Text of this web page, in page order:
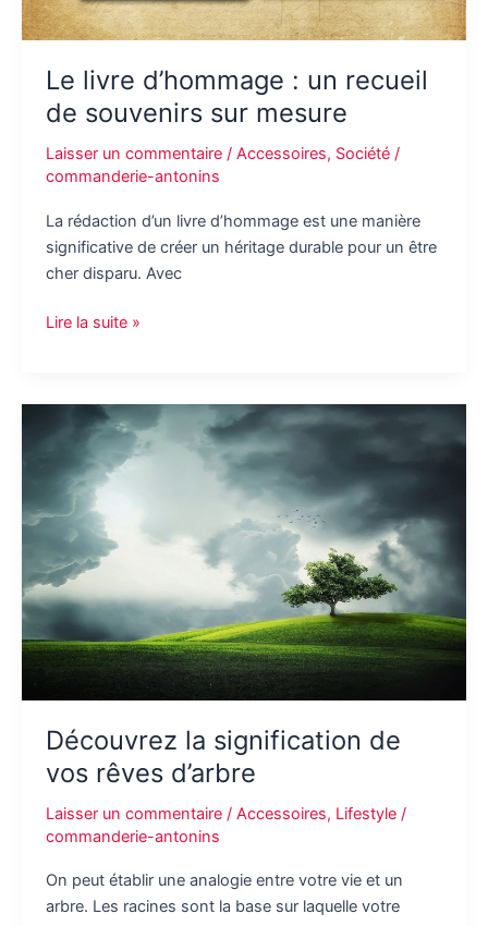
Le livre d’hommage : un recueil
de souvenirs sur mesure
Laisser un commentaire / Accessoires, Société/
commanderie-antonins
La rédaction d’un livre d’hommage est une manière
significative de créer un héritage durable pour un être
cher disparu. Avec
Le
:
de
souvenirs
mesure
Lire la suite »
Découvrez la signification de
vos rêves d’arbre
Laisser un commentaire / Accessoires, Lifestyle/
commanderie-antonins
On peut établir une analogie entre votre vie et un
arbre. Les racines sont la base sur laquelle votre